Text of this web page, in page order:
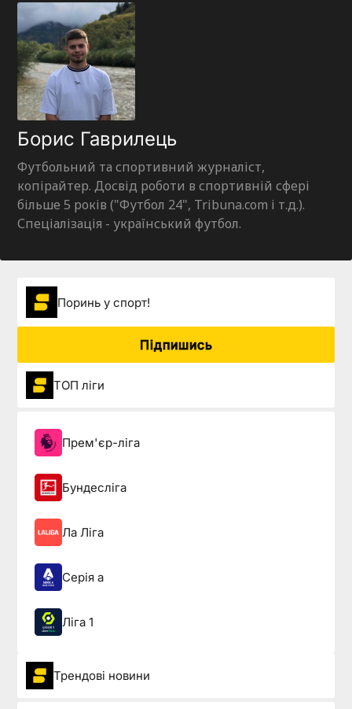
Борис Гаврилець
Футбольний та спортивний журналіст,
копірайтер. Досвід роботи в спортивній сфері
більше 5 років ("Футбол 24", Tribuna.com і т.д.).
Спеціалізація - український футбол.
Поринь у спорт!
Підпишись
ТОП ліги
Прем'єр-ліга
Бундесліга
Ла Ліга
Серія а
Ліга 1
Трендові новини